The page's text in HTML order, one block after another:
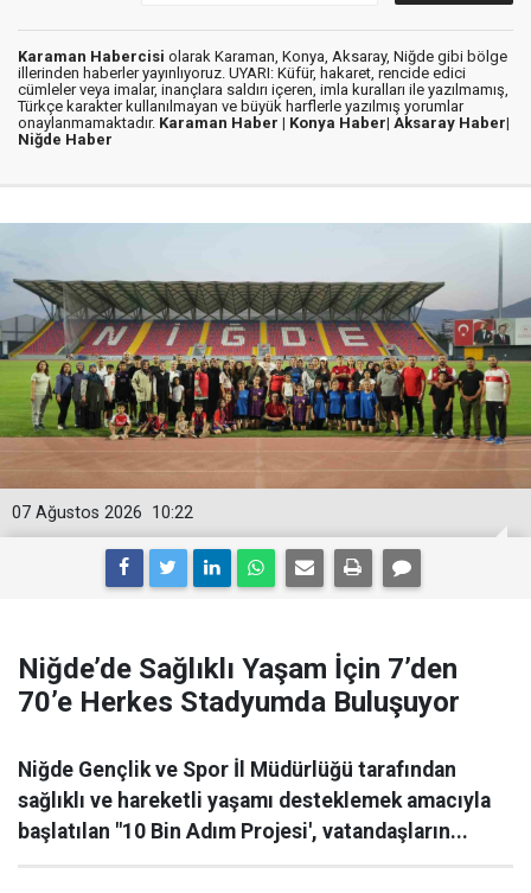
Karaman Habercisi olarak Karaman, Konya, Aksaray, Niğde gibi bölge
illerinden haberler yayınlıyoruz. UYARI: Küfür, hakaret, rencide edici
cümleler veya imalar, inançlara saldırı içeren, imla kuralları ile yazılmamış,
Türkçe karakter kullanılmayan ve büyük harflerle yazılmış yorumlar
onaylanmamaktadır. Karaman Haber | Konya Haber| Aksaray Haber|
Niğde Haber
10:22
07 Ağustos 2026
Niğde’de Sağlıklı Yaşam İçin 7’den
70’e Herkes Stadyumda Buluşuyor
Niğde Gençlik ve Spor İl Müdürlüğü tarafından
sağlıklı ve hareketli yaşamı desteklemek amacıyla
başlatılan "10 Bin Adım Projesi', vatandaşların...